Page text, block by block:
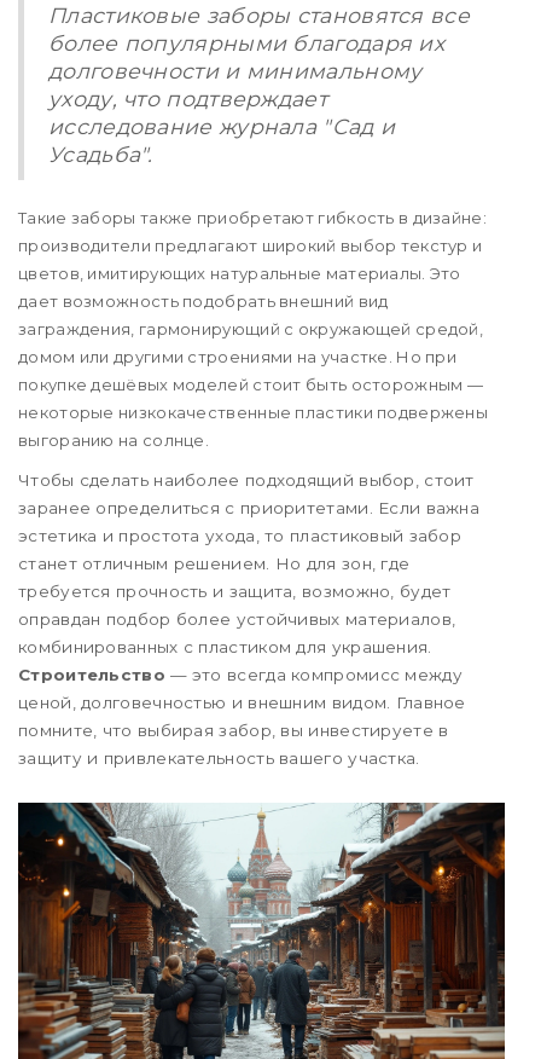
Пластиковые заборы становятся все
более популярными благодаря их
долговечности и минимальному
уходу, что подтверждает
исследование журнала "Сад и
Усадьба".
Такие заборы также приобретают гибкость в дизайне:
производители предлагают широкий выбор текстур и
цветов, имитирующих натуральные материалы. Это
дает возможность подобрать внешний вид
заграждения, гармонирующий с окружающей средой,
домом или другими строениями на участке. Но при
покупке дешёвых моделей стоит быть осторожным —
некоторые низкокачественные пластики подвержены
выгоранию на солнце.
Чтобы сделать наиболее подходящий выбор, стоит
заранее определиться с приоритетами. Если важна
эстетика и простота ухода, то пластиковый забор
станет отличным решением. Но для зон, где
требуется прочность и защита, возможно, будет
оправдан подбор более устойчивых материалов,
комбинированных с пластиком для украшения.
Строительство — это всегда компромисс между
ценой, долговечностью и внешним видом. Главное
помните, что выбирая забор, вы инвестируете в
защиту и привлекательность вашего участка.